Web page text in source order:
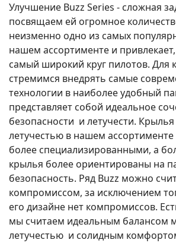
Улучшение Buzz Series - сложная
посвящаем ей огромное
неизменно одно из самых
нашем ассортименте и
самый широкий круг пилотов. Для
стремимся внедрять самые
технологии в наиболее удобный
представляет собой идеальное
безопасности и летучести.
летучестью в нашем ассортименте
более специализированными, а
крылья более ориентированы на
безопасность. Ряд Buzz можно
компромиссом, за исключением
его дизайне нет компромиссов.
мы считаем идеальным балансом
летучестью и солидным